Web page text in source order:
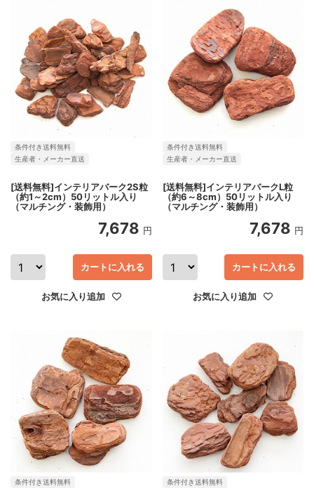
条件付き送料無料
生産者・メーカー直送
[送料無料]インテリアバーク2S粒
（約1～2cm）50リットル入り
（マルチング・装飾用）
7,678 円
カートに入れる
お気に入り追加
条件付き送料無料
生産者・メーカー直送
[送料無料]インテリアバークL粒
（約6～8cm）50リットル入り
（マルチング・装飾用）
7,678 円
カートに入れる
お気に入り追加
条件付き送料無料
条件付き送料無料